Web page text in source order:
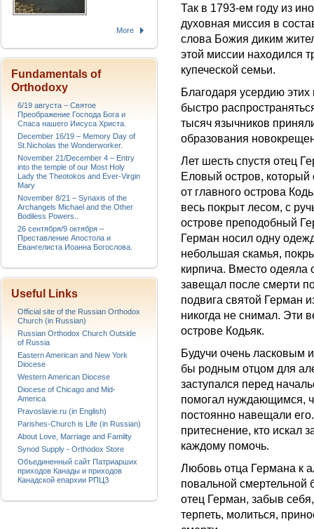
Так в 1793-ем году из
духовная миссия в
слова Божия диким
этой миссии находился
купеческой семьи.
Благодаря усердию
быстро
тысяч язычников
образования
Лет шесть спустя отец
Еловый остров,
от главного острова
весь покрыт лесом, с
острове преподобный
Герман носил одну
небольшая скамья,
кирпича. Вместо одеяла
завещал после смерти
подвига святой Герман
никогда не снимал. Эти
острове Кодьяк.
Будучи очень ласковым
бы родным отцом для
заступался перед
помогал нуждающимся,
постоянно навещали
притеснение, кто искал
каждому помочь.
Любовь отца Германа к
повальной смертельной
отец Герман, забыв
терпеть, молиться,
More
Fundamentals of
Orthodoxy
6/19 августа – Святое
Преображение Господа Бога и
Спаса нашего Иисуса Христа.
December 16/19 – Memory Day of
St.Nicholas the Wonderworker.
November 21/December 4 – Entry
into the temple of our Most Holy
Lady the Theotokos and Ever-Virgin
Mary
November 8/21 – Synaxis of the
Archangels Michael and the Other
Bodiless Powers..
26 сентября/9 октября –
Преставление Апостола и
Евангелиста Иоанна Богослова.
Useful Links
Official site of the Russian Orthodox
Church (in Russian)
Russian Orthodox Church Outside
of Russia
Eastern American and New York
Diocese
Western American Diocese
Diocese of Chicago and Mid-
America
Pravoslavie.ru (in English)
Parishes-Church is Life (in Russian)
About Love, Marriage and Familty
Synod Supply - Orthodox Store
Объединенный сайт Патриарших
приходов Канады и приходов
Канадской епархии РПЦЗ